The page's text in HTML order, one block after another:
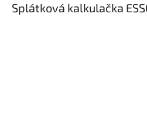
Splátková kalkulačka